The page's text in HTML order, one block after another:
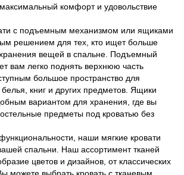
комфорт и удовольствие
с подъемным механизмом или ящиками
решением для тех, кто ищет больше
вещей в спальне. Подъемный
вам легко поднять верхнюю часть
большое пространство для
книг и других предметов. Ящики
вариантом для хранения, где вы
предметы под кроватью без
наши мягкие кровати
спальни. Наш ассортимент тканей
цветов и дизайнов, от классических
можете выбрать кровать с тканевым